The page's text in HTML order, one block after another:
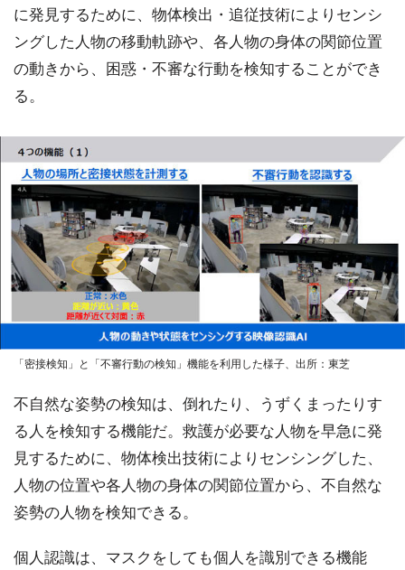
に発見するために、物体検出・追従技術によりセンシ
ングした人物の移動軌跡や、各人物の身体の関節位置
の動きから、困惑・不審な行動を検知することができ
る。
「密接検知」と「不審行動の検知」機能を利用した様子、出所：東芝
不自然な姿勢の検知は、倒れたり、うずくまったりす
る人を検知する機能だ。救護が必要な人物を早急に発
見するために、物体検出技術によりセンシングした、
人物の位置や各人物の身体の関節位置から、不自然な
姿勢の人物を検知できる。
個人認識は、マスクをしても個人を識別できる機能